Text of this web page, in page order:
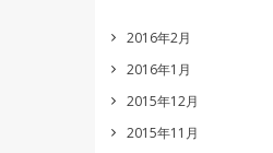
2016年2月
2016年1月
2015年12月
2015年11月